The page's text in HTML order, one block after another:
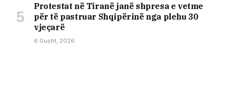
Protestat në Tiranë janë shpresa e vetme
për të pastruar Shqipërinë nga plehu 30
vjeçarë
6 Gusht, 2026